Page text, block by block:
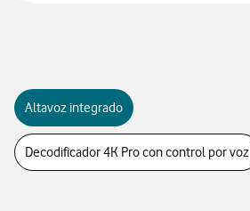
Altavoz integrado
Decodificador 4K Pro con control por voz